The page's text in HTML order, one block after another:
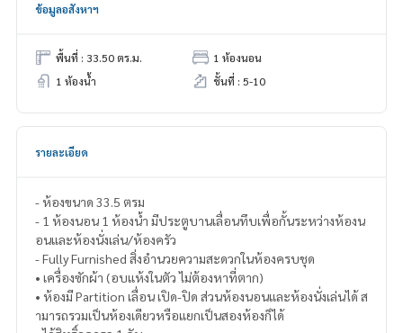
ข้อมูลอสังหาฯ
พื้นที่ : 33.50 ตร.ม.
1 ห้องนอน
1 ห้องน้ำ
ชั้นที่ : 5-10
รายละเอียด
- ห้องขนาด 33.5 ตรม
- 1 ห้องนอน 1 ห้องน้ำ มีประตูบานเลื่อนทึบเพื่อกั้นระหว่างห้องน
อนและห้องนั่งเล่น/ห้องครัว
- Fully Furnished สิ่งอำนวยความสะดวกในห้องครบชุด
• เครื่องซักผ้า (อบแห้งในตัว ไม่ต้องหาที่ตาก)
• ห้องมี Partition เลื่อน เปิด-ปิด ส่วนห้องนอนและห้องนั่งเล่นได้ ส
ามารถรวมเป็นห้องเดียวหรือแยกเป็นสองห้องก็ได้